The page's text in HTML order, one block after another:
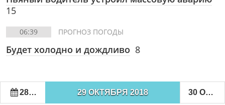
15
06:39 ПРОГНОЗ ПОГОДЫ
Будет холодно и дождливо 8
28 ОКТЯБРЯ 2018 29 ОКТЯБРЯ 2018 30 ОКТЯБРЯ 2018